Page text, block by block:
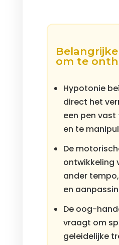
om te
Hypotonie
direct het
een pen vast
en te
De
ontwikkeling
ander
en
De oog-
vraagt om
geleidelijke